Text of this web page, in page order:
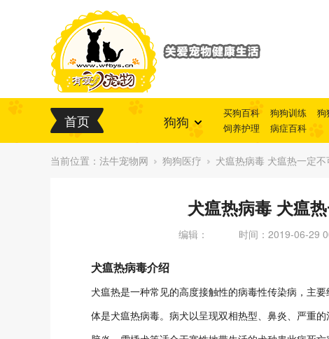
首页 狗狗 买狗百科 狗狗训练 狗
饲养护理
病症百科
当前位置： 法牛宠物网 狗狗医疗 犬瘟热病毒 犬瘟热一定不
犬瘟热病毒 犬瘟
编辑： 时间：2019-06-29
犬瘟热病毒介绍
犬瘟热是一种常见的高度接触性的病毒性传染病，主
体是犬瘟热病毒。病犬以呈现双相热型、鼻炎、严重